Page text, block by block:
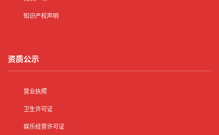
知识产权声明
资质公示
营业执照
卫生许可证
娱乐经营许可证